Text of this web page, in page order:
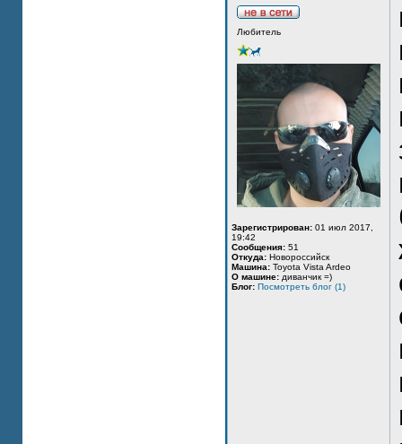
Любитель
Зарегистрирован: 01 июл 2017,
19:42
Сообщения: 51
Откуда: Новороссийск
Машина: Toyota Vista Ardeo
О машине: диванчик =)
Блог: Посмотреть блог (1)